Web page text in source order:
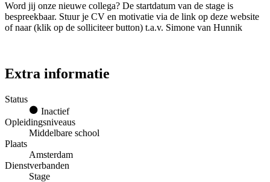
Word jij onze nieuwe collega? De startdatum van de stage is
bespreekbaar. Stuur je CV en motivatie via de link op deze website
of naar (klik op de solliciteer button) t.a.v. Simone van Hunnik
Extra informatie
Status
Inactief
Opleidingsniveaus
Middelbare school
Plaats
Amsterdam
Dienstverbanden
Stage